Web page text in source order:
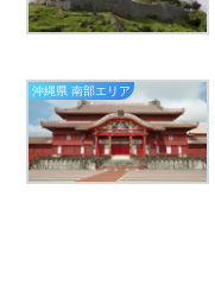
沖縄県 南部エリア